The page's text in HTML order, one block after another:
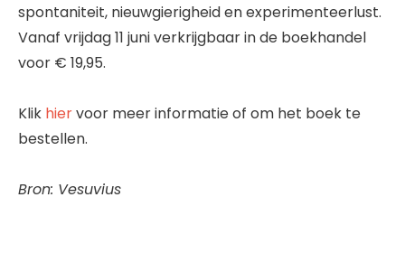
spontaniteit, nieuwgierigheid en experimenteerlust.
Vanaf vrijdag 11 juni verkrijgbaar in de boekhandel
voor € 19,95.
Klik hiervoor meer informatie of om het boek te
bestellen.
Bron: Vesuvius